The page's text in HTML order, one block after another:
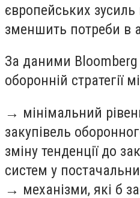
європейських зусиль
зменшить потреби в
За даними Bloomberg
оборонній стратегії
→ мінімальний
закупівель
зміну тенденції до
систем у
→ механізми, які б